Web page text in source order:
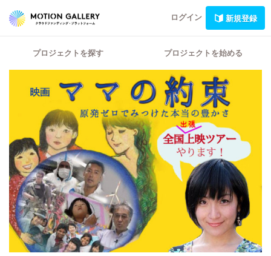
ログイン 新規登録
プロジェクトを探す プロジェクトを始める